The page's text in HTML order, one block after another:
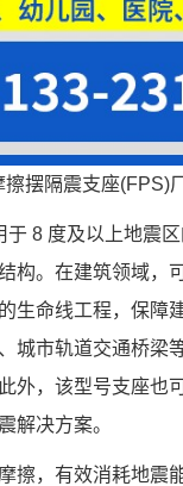
擦摆隔震支座(FPS)
8 度及以上地震
构。在建筑领域，
生命线工程，保障
城市轨道交通桥梁
外，该型号支座也
解决方案。
擦，有效消耗地震